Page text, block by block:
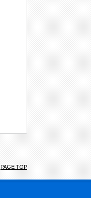
PAGE TOP